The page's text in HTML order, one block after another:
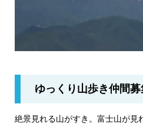
ゆっくり山歩き仲間募
絶景見れる山がすき。富士山が見